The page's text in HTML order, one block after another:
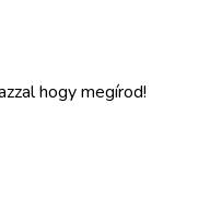
hogy megírod!